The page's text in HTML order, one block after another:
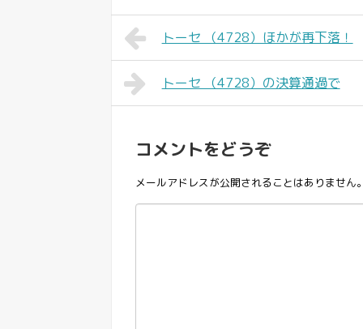
トーセ （4728）ほかが再下落！
トーセ （4728）の決算通過で
コメントをどうぞ
メールアドレスが公開されることはありません